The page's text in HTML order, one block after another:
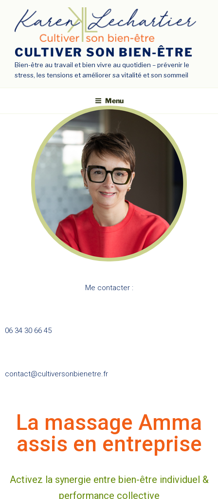
CULTIVER SON BIEN-ÊTRE
Bien-être au travail et bien vivre au quotidien – prévenir le
stress, les tensions et améliorer sa vitalité et son sommeil
Menu
Me contacter :
06 34 30 66 45
contact@cultiversonbienetre.fr
La massage Amma
assis en entreprise
Activez la synergie entre bien-être individuel &
performance collective